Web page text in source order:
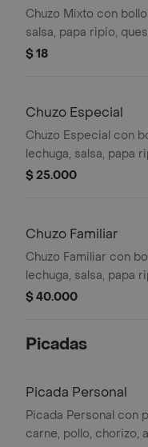
Chuzo Mixto con
salsa, papa ripio,
carne y pollo.
$ 18
Chuzo Especial
Chuzo Especial con
lechuga, salsa, papa
costeño, carne y pollo.
$ 25.000
Chuzo Familiar
Chuzo Familiar con
lechuga, salsa, papa
costeño, carne y pollo.
$ 40.000
Picadas
Picada Personal
Picada Personal con
carne, pollo, chorizo,